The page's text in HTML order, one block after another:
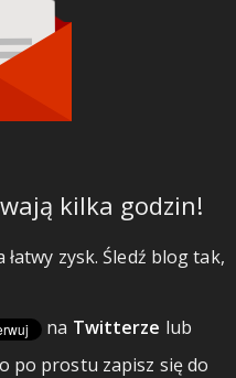
kilka godzin!
zysk. Śledź blog tak,
na Twitterze lub
po prostu zapisz się do